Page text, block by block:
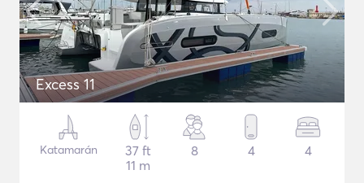
Excess 11
Katamarán
37 ft
11 m
8 4 4